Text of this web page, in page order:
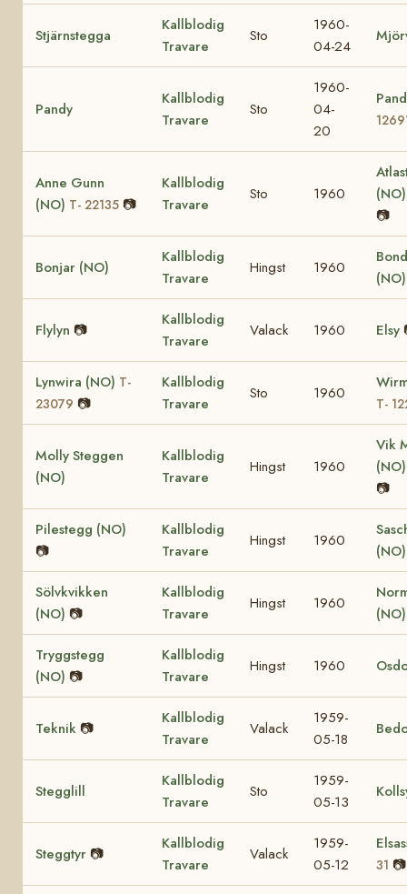
Stjärnstegga
Kallblodig
Travare
Sto
1960-
04-24
Pandy
Kallblodig
Travare
Sto
1960-
04-
20
Anne Gunn
(NO) T- 22135 📷
Kallblodig
Travare
Sto 1960
📷
Bonjar (NO)
Kallblodig
Travare
Hingst 1960
Flylyn 📷
Kallblodig
Travare
Valack 1960 Elsy
Lynwira (NO) T-
23079 📷
Kallblodig
Travare
Sto 1960
T-
Molly Steggen
(NO)
Kallblodig
Travare
Hingst 1960
Vik
📷
Pilestegg (NO)
📷
Kallblodig
Travare
Hingst 1960
(NO)
Sölvkvikken
(NO) 📷
Kallblodig
Travare
Hingst 1960
Tryggstegg
(NO) 📷
Kallblodig
Travare
Hingst 1960
Teknik 📷
Kallblodig
Travare
Valack
1959-
05-18
Stegglill
Kallblodig
Travare
Sto
1959-
05-13
Steggtyr 📷
Kallblodig
Travare
Valack
1959-
05-12
31 📷